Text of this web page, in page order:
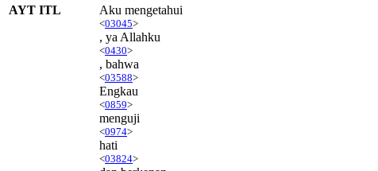
AYT ITL
Aku mengetahui
<03045>
, ya Allahku
<0430>
, bahwa
<03588>
Engkau
<0859>
menguji
<0974>
hati
<03824>